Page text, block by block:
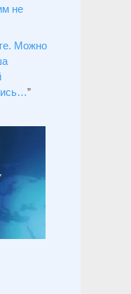
не
Можно
”